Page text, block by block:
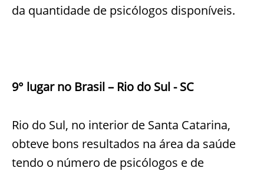
da quantidade de psicólogos disponíveis.
9° lugar no Brasil – Rio do Sul - SC
Rio do Sul, no interior de Santa Catarina,
obteve bons resultados na área da saúde
tendo o número de psicólogos e de